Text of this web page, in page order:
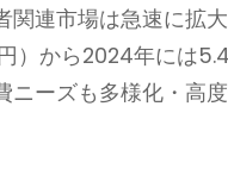
関連市場は急速に拡
）から2024年には
ニーズも多様化・高